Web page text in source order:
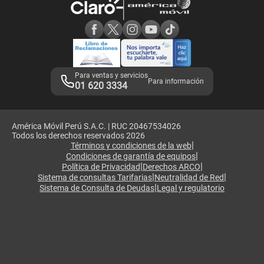
Adquirientes iPhone 6, 6S y SE
Mensaje de Seguridad
Términos y Condiciones de Tienda Claro
Libro de Reclamaciones
Legales de marketplace
Para ventas y servicios
01 620 3334 Para información
América Móvil Perú S.A.C. | RUC 20467534026
Todos los derechos reservados 2026
Términos y condiciones de la web|
Condiciones de garantía de equipos|
Política de Privacidad|Derechos ARCO|
Sistema de consultas Tarifarias|Neutralidad de Red|
Sistema de Consulta de Deudas|Legal y regulatorio